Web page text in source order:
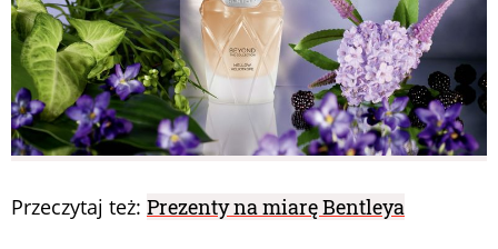
Przeczytaj też: Prezenty na miarę Bentleya